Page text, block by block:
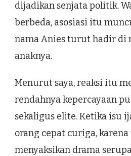
dijadikan senjata politik.
berbeda, asosiasi itu
nama Anies turut hadir di
anaknya.
Menurut saya, reaksi itu
rendahnya kepercayaan
sekaligus elite. Ketika isu
orang cepat curiga,
menyaksikan drama